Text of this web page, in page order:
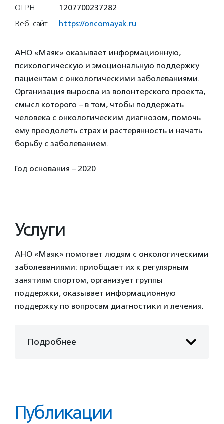
ОГРН
1207700237282
Веб-сайт
https://oncomayak.ru
АНО «Маяк» оказывает информационную,
психологическую и эмоциональную поддержку
пациентам с онкологическими заболеваниями.
Организация выросла из волонтерского проекта,
смысл которого – в том, чтобы поддержать
человека с онкологическим диагнозом, помочь
ему преодолеть страх и растерянность и начать
борьбу с заболеванием.
Год основания – 2020
Услуги
АНО «Маяк» помогает людям с онкологическими
заболеваниями: приобщает их к регулярным
занятиям спортом, организует группы
поддержки, оказывает информационную
поддержку по вопросам диагностики и лечения.
Подробнее
Публикации